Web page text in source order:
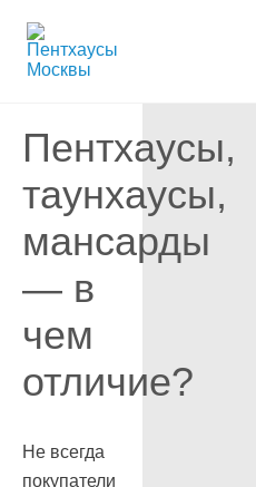
Пентхаусы,
таунхаусы,
мансарды
— в
чем
отличие?
Не всегда
покупатели